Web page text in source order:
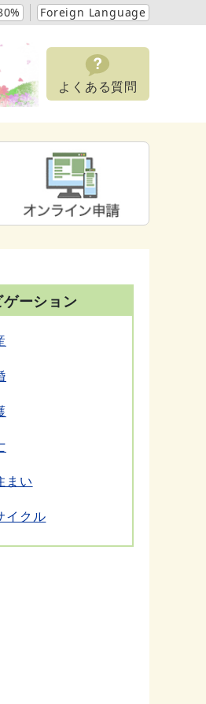
Foreign Language
よくある質問
ゲーション
まい
イクル